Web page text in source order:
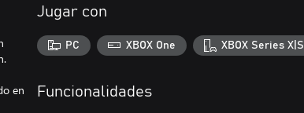
en
Jugar con
PC XBOX One XBOX Series X|S
Funcionalidades